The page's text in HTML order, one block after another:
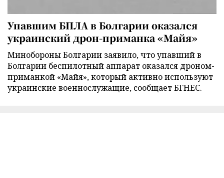
Упавшим БПЛА в Болгарии оказался
украинский дрон-приманка «Майя»
Минобороны Болгарии заявило, что упавший в
Болгарии беспилотный аппарат оказался дроном-
приманкой «Майя», который активно используют
украинские военнослужащие, сообщает БГНЕС.